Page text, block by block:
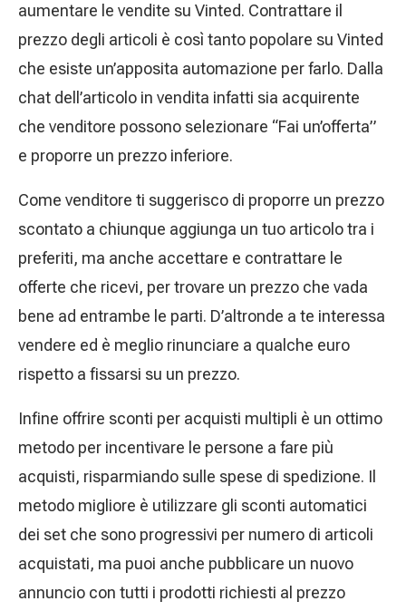
aumentare le vendite su Vinted. Contrattare il
prezzo degli articoli è così tanto popolare su Vinted
che esiste un’apposita automazione per farlo. Dalla
chat dell’articolo in vendita infatti sia acquirente
che venditore possono selezionare “Fai un’offerta”
e proporre un prezzo inferiore.
Come venditore ti suggerisco di proporre un prezzo
scontato a chiunque aggiunga un tuo articolo tra i
preferiti, ma anche accettare e contrattare le
offerte che ricevi, per trovare un prezzo che vada
bene ad entrambe le parti. D’altronde a te interessa
vendere ed è meglio rinunciare a qualche euro
rispetto a fissarsi su un prezzo.
Infine offrire sconti per acquisti multipli è un ottimo
metodo per incentivare le persone a fare più
acquisti, risparmiando sulle spese di spedizione. Il
metodo migliore è utilizzare gli sconti automatici
dei set che sono progressivi per numero di articoli
acquistati, ma puoi anche pubblicare un nuovo
annuncio con tutti i prodotti richiesti al prezzo